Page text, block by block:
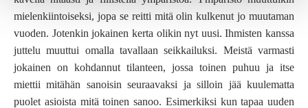
mielenkiintoiseksi, jopa se reitti mitä olin kulkenut jo muutaman
vuoden. Jotenkin jokainen kerta olikin nyt uusi. Ihmisten kanssa
juttelu muuttui omalla tavallaan seikkailuksi. Meistä varmasti
jokainen on kohdannut tilanteen, jossa toinen puhuu ja itse
miettii mitähän sanoisin seuraavaksi ja silloin jää kuulematta
puolet asioista mitä toinen sanoo. Esimerkiksi kun tapaa uuden